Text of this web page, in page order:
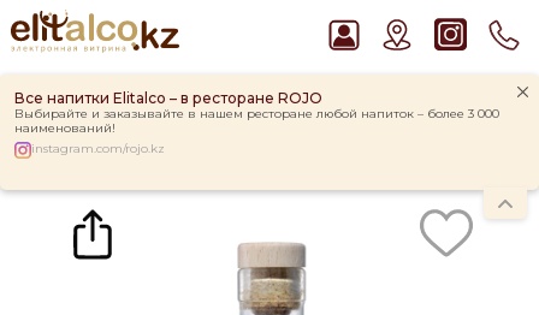
Все напитки Elitalco – в ресторане ROJO
Выбирайте и заказывайте в нашем ресторане любой напиток – более 3 000
наименований!
instagram.com/rojo.kz
Рекомендуем
Джин Gordon`s London Dry Gin 37,5%
Водка Smirnoff Red Vodka 37,5%
Ром Captain Morgan White 37,5%
Каталог Водка Askaneli Anaseuli Peach 40% (0,5L)